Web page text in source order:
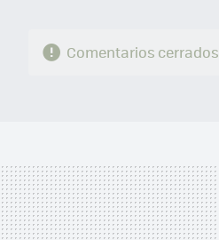
Comentarios cerrados